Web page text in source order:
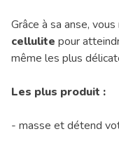
Grâce à sa anse,
cellulite pour
même les plus
Les plus produit :
- masse et détend